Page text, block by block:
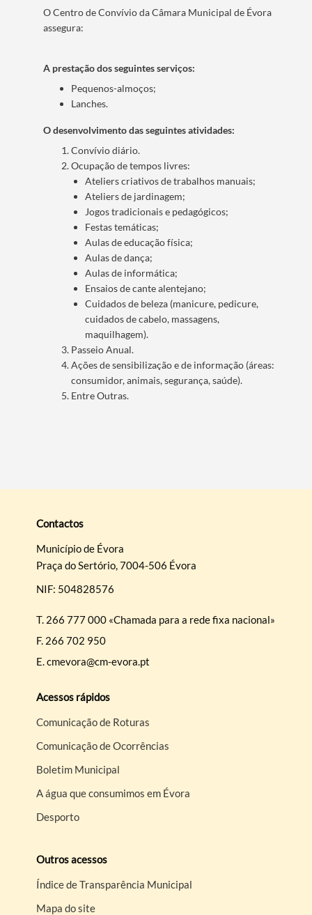
Categorias gerais
O Centro de Convívio da Câmara Municipal de Évora
assegura:
A prestação dos seguintes serviços:
Pequenos-almoços;
Lanches.
O desenvolvimento das seguintes atividades:
Convívio diário.
Ocupação de tempos livres:
Ateliers criativos de trabalhos manuais;
Ateliers de jardinagem;
Jogos tradicionais e pedagógicos;
Festas temáticas;
Aulas de educação física;
Aulas de dança;
Aulas de informática;
Ensaios de cante alentejano;
Cuidados de beleza (manicure, pedicure,
cuidados de cabelo, massagens,
maquilhagem).
Passeio Anual.
Ações de sensibilização e de informação (áreas:
consumidor, animais, segurança, saúde).
Entre Outras.
Contactos
Município de Évora
Praça do Sertório, 7004-506 Évora
NIF: 504828576
T. 266 777 000 «Chamada para a rede fixa nacional»
F. 266 702 950
E.cmevora@cm-evora.pt
Acessos rápidos
Comunicação de Roturas
Comunicação de Ocorrências
Boletim Municipal
A água que consumimos em Évora
Desporto
Outros acessos
Índice de Transparência Municipal
Mapa do site